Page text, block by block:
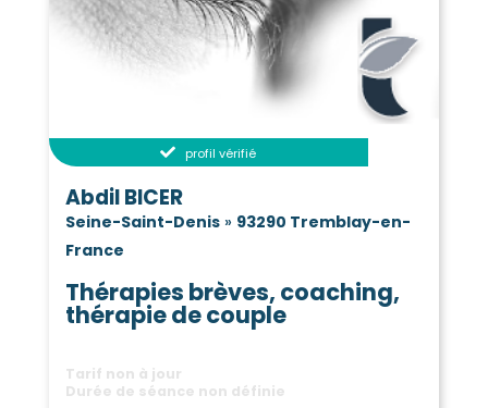
profil vérifié
Abdil BICER
Seine-Saint-Denis» 93290 Tremblay-en-
France
Thérapies brèves, coaching,
thérapie de couple
Tarif non à jour
Durée de séance non définie